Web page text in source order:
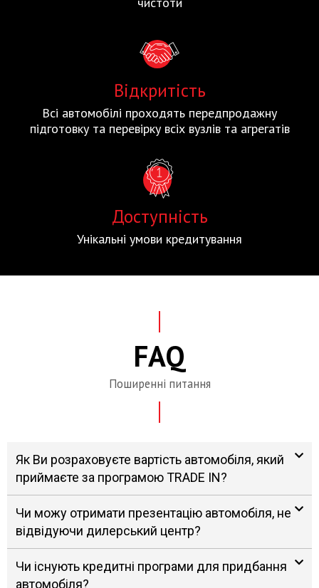
Відкритість
Всі автомобілі проходять передпродажну
підготовку та перевірку всіх вузлів та агрегатів
Доступність
Унікальні умови кредитування
FAQ
Поширенні питання
Як Ви розраховуєте вартість автомобіля, який
приймаєте за програмою TRADE IN?
Чи можу отримати презентацію автомобіля, не
відвідуючи дилерський центр?
Чи існують кредитні програми для придбання
автомобіля?